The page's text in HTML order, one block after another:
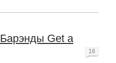
Барэнды Get a
16